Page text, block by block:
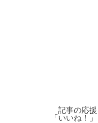
記事の応援
「いいね！